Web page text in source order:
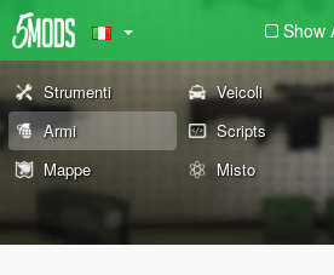
Show
Strumenti Veicoli
Armi
Scripts
Mappe
Misto